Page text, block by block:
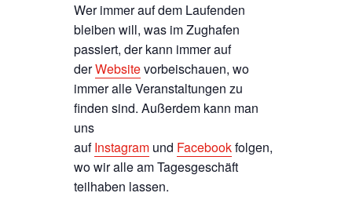
Wer immer auf dem Laufenden
bleiben will, was im Zughafen
passiert, der kann immer auf
derWebsitevorbeischauen, wo
immer alle Veranstaltungen zu
finden sind. Außerdem kann man
uns
aufInstagram und Facebookfolgen,
wo wir alle am Tagesgeschäft
teilhaben lassen.